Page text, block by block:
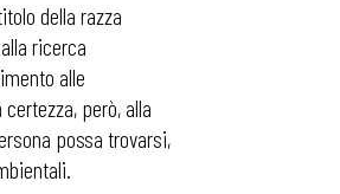
della razza
ricerca
alle
però, alla
possa trovarsi,